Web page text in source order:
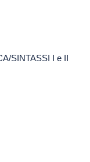
SINTASSI I e II